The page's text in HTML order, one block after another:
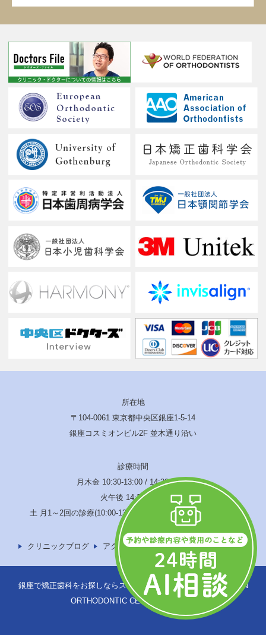
所在地
〒104-0061 東京都中央区銀座1-5-14
銀座コスミオンビル2F 並木通り沿い
診療時間
月木金 10:30-13:00 / 14:30-19:00
火午後 14:30-17:00
土 月1～2回の診療(10:00-13:00 / 14:00-17:00) 水･日･祝休診
クリニックブログ アクセス サイトマップ
銀座で矯正歯科をお探しならスウェーデン矯正歯科へ © SWEDEN
ORTHODONTIC CENTER -TOKYO-